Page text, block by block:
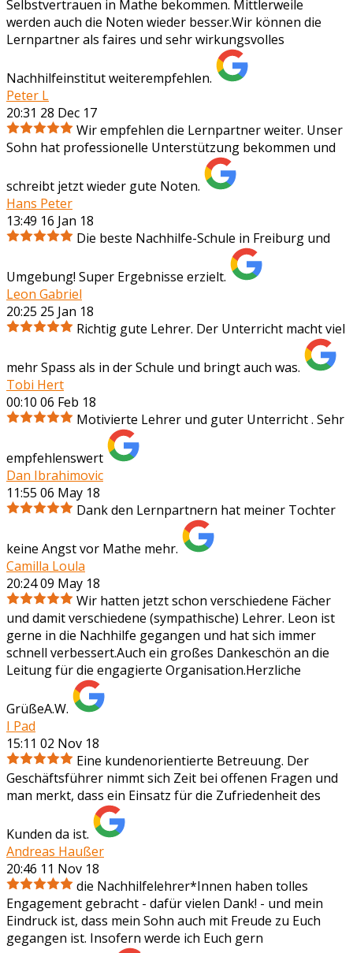
Selbstvertrauen in Mathe bekommen. Mittlerweile
werden auch die Noten wieder besser.Wir können die
Lernpartner als faires und sehr wirkungsvolles
Nachhilfeinstitut weiterempfehlen.
Peter L
20:31 28 Dec 17
Wir empfehlen die Lernpartner weiter. Unser
Sohn hat professionelle Unterstützung bekommen und
schreibt jetzt wieder gute Noten.
Hans Peter
13:49 16 Jan 18
Die beste Nachhilfe-Schule in Freiburg und
Umgebung! Super Ergebnisse erzielt.
Leon Gabriel
20:25 25 Jan 18
Richtig gute Lehrer. Der Unterricht macht viel
mehr Spass als in der Schule und bringt auch was.
Tobi Hert
00:10 06 Feb 18
Motivierte Lehrer und guter Unterricht . Sehr
empfehlenswert
Dan Ibrahimovic
11:55 06 May 18
Dank den Lernpartnern hat meiner Tochter
keine Angst vor Mathe mehr.
Camilla Loula
20:24 09 May 18
Wir hatten jetzt schon verschiedene Fächer
und damit verschiedene (sympathische) Lehrer. Leon ist
gerne in die Nachhilfe gegangen und hat sich immer
schnell verbessert.Auch ein großes Dankeschön an die
Leitung für die engagierte Organisation.Herzliche
GrüßeA.W.
I Pad
15:11 02 Nov 18
Eine kundenorientierte Betreuung. Der
Geschäftsführer nimmt sich Zeit bei offenen Fragen und
man merkt, dass ein Einsatz für die Zufriedenheit des
Kunden da ist.
Andreas Haußer
20:46 11 Nov 18
die Nachhilfelehrer*Innen haben tolles
Engagement gebracht - dafür vielen Dank! - und mein
Eindruck ist, dass mein Sohn auch mit Freude zu Euch
gegangen ist. Insofern werde ich Euch gern